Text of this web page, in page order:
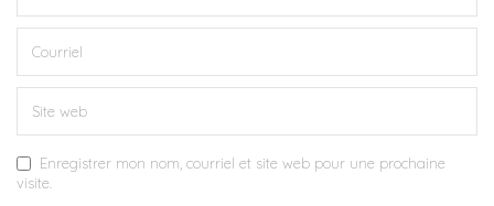
Enregistrer mon nom, courriel et site web pour une prochaine
visite.